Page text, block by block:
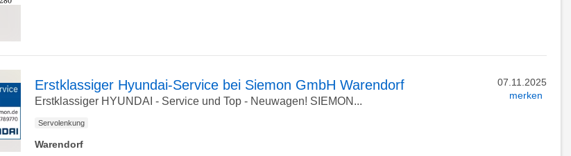
Detailseite
zur
Erstklassiger Hyundai-Service bei Siemon GmbH Warendorf
Erstklassiger HYUNDAI - Service und Top - Neuwagen! SIEMON...
Servolenkung
Warendorf
07.11.2025
merken